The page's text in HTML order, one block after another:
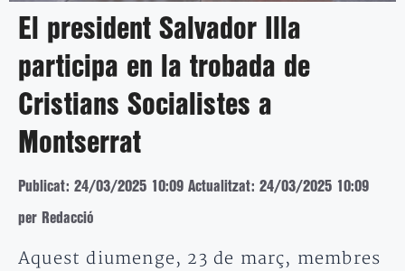
El president Salvador Illa
participa en la trobada de
Cristians Socialistes a
Montserrat
Publicat: 24/03/2025 10:09 Actualitzat: 24/03/2025 10:09
per Redacció
Aquest diumenge, 23 de març, membres